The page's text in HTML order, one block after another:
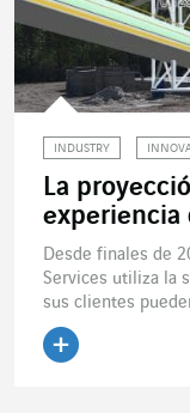
INDUSTRY
La
Desde finales de
Services utiliza la
sus clientes